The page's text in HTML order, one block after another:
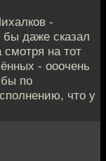
-
даже сказал
на тот
- ооочень
по
что у